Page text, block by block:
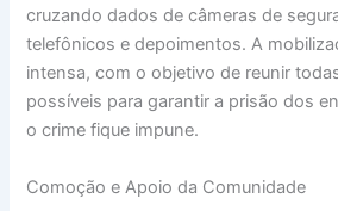
cruzando dados de câmeras de
telefônicos e depoimentos. A
intensa, com o objetivo de reunir
possíveis para garantir a prisão dos
o crime fique impune.
Comoção e Apoio da Comunidade